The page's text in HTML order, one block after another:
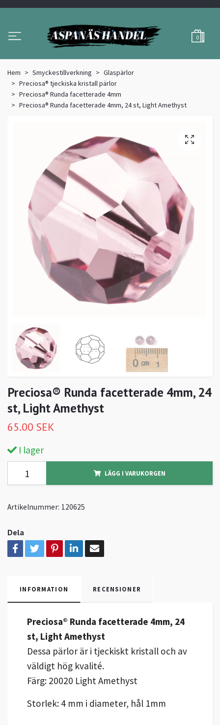
0
Hem Smyckestillverkning
Glaspärlor
Preciosa® tjeckiska kristall pärlor
Preciosa® Runda facetterade 4mm
Preciosa® Runda facetterade 4mm, 24 st, Light Amethyst
Preciosa® Runda facetterade 4mm, 24
st, Light Amethyst
65.00 SEK
I lager
LÄGG I VARUKORGEN
Artikelnummer: 120625
Dela
INFORMATION RECENSIONER
Preciosa® Runda facetterade 4mm, 24
st, Light Amethyst
Dessa pärlor är i tjeckiskt kristall och av
väldigt hög kvalité.
Färg: 20020 Light Amethyst
Storlek: 4 mm i diameter, hål 1mm